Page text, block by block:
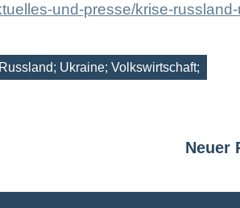
und-presse/krise-
Ukraine; Volkswirtschaft;
Neuer